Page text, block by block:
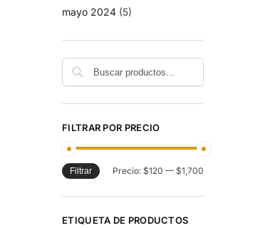
mayo 2024 (5)
FILTRAR POR PRECIO
Filtrar Precio: $120 — $1,700
ETIQUETA DE PRODUCTOS